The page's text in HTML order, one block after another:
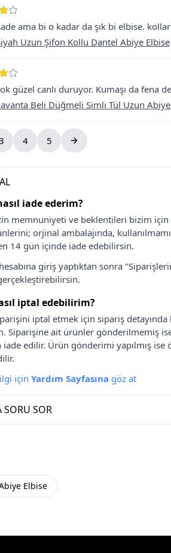
ama bi o kadar da şık bi elbise.
Uzun Şifon Kollu Dantel Abiye Elbise
güzel canlı duruyor. Kumaşı da fena
Beli Düğmeli Simli Tül Uzun
4 5
iade ederim?
memnuniyeti ve beklentileri bizim
orjinal ambalajında,
14 gün içinde iade edebilirsin.
giriş yaptıktan sonra
iptal edebilirim?
iptal etmek için sipariş
Siparişine ait ürünler gönderilmemiş
iade edilir. Ürün gönderimi yapılmış
için Yardım Sayfasına göz at
SORU SOR
Elbise